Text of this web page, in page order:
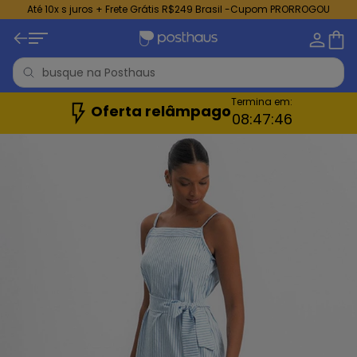
Até 10x s juros + Frete Grátis R$249 Brasil -Cupom PRORROGOU
Oferta relâmpagoTermina em:
08:47:44